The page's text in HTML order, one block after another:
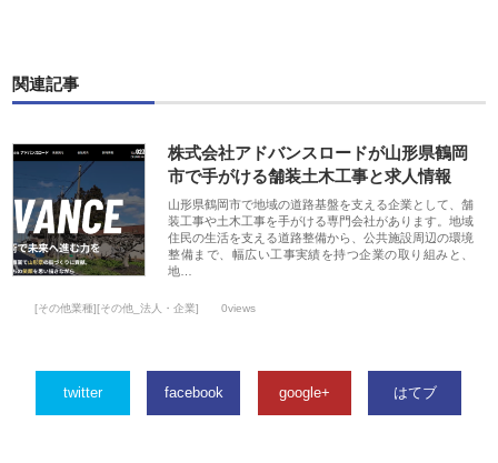
関連記事
株式会社アドバンスロードが山形県鶴岡
市で手がける舗装土木工事と求人情報
山形県鶴岡市で地域の道路基盤を支える企業として、舗
装工事や土木工事を手がける専門会社があります。地域
住民の生活を支える道路整備から、公共施設周辺の環境
整備まで、幅広い工事実績を持つ企業の取り組みと、
地…
[その他業種][その他_法人・企業] 0views
twitter facebook google+ はてブ